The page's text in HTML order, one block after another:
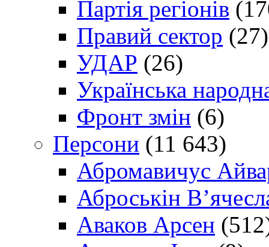
Партія регіонів
Правий сектор (27)
УДАР (26)
Українська
Фронт змін (6)
Персони (11 643)
Абромавичус
Аброськін
Аваков Арсен